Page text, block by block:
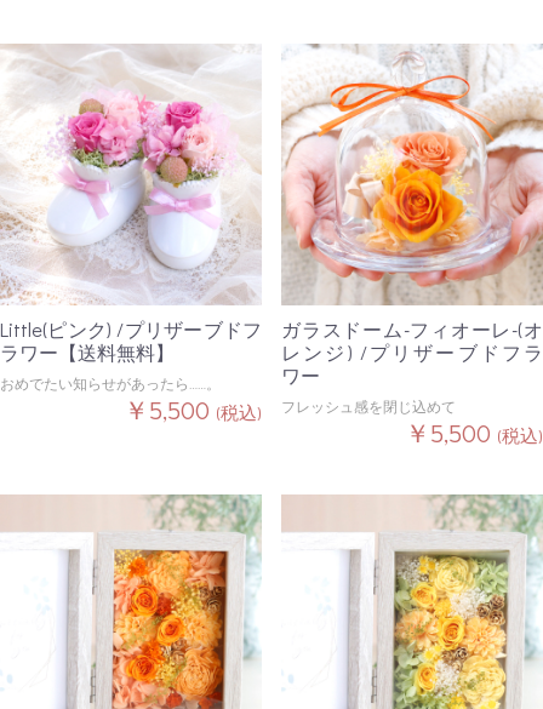
Little(ピンク) /プリザーブドフ
ラワー【送料無料】
おめでたい知らせがあったら……。
￥5,500 (税込)
ガラスドーム-フィオーレ-(オ
レンジ) /プリザーブドフラ
ワー
フレッシュ感を閉じ込めて
￥5,500 (税込)